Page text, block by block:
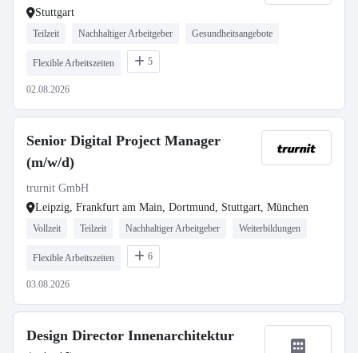
Stuttgart
Teilzeit Nachhaltiger Arbeitgeber Gesundheitsangebote
Flexible Arbeitszeiten 5
02.08.2026
Senior Digital Project Manager
(m/w/d)
trurnit GmbH
Leipzig, Frankfurt am Main, Dortmund, Stuttgart, München
Vollzeit Teilzeit Nachhaltiger Arbeitgeber Weiterbildungen
Flexible Arbeitszeiten 6
03.08.2026
Design Director Innenarchitektur